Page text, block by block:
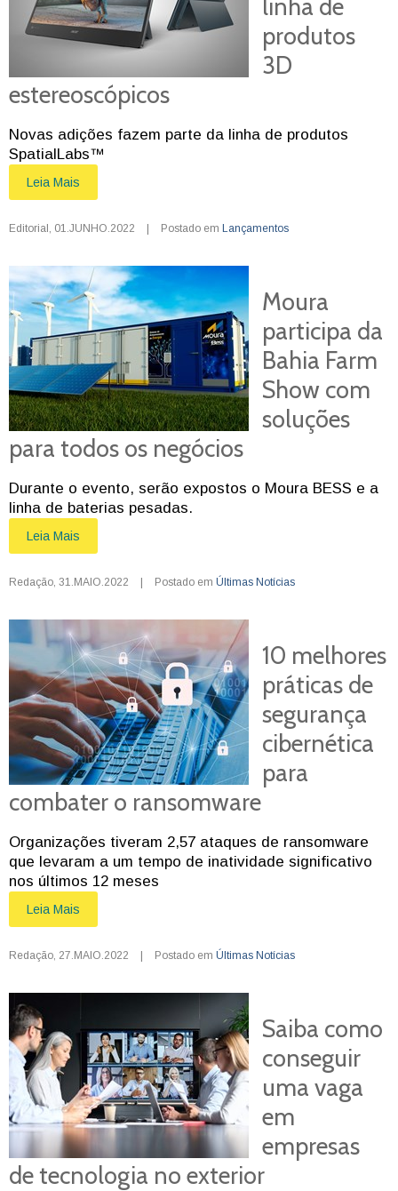
linha de
produtos
3D
estereoscópicos
Novas adições fazem parte da linha de produtos
SpatialLabs™
Leia Mais
Editorial 01.JUNHO.2022 | Postado em Lançamentos
Moura
participa da
Bahia Farm
Show com
soluções
para todos os negócios
Durante o evento, serão expostos o Moura BESS e a
linha de baterias pesadas.
Leia Mais
Redação 31.MAIO.2022 | Postado em Últimas Notícias
10 melhores
práticas de
segurança
cibernética
para
combater o ransomware
Organizações tiveram 2,57 ataques de ransomware
que levaram a um tempo de inatividade significativo
nos últimos 12 meses
Leia Mais
Redação 27.MAIO.2022 | Postado em Últimas Notícias
Saiba como
conseguir
uma vaga
em
empresas
de tecnologia no exterior